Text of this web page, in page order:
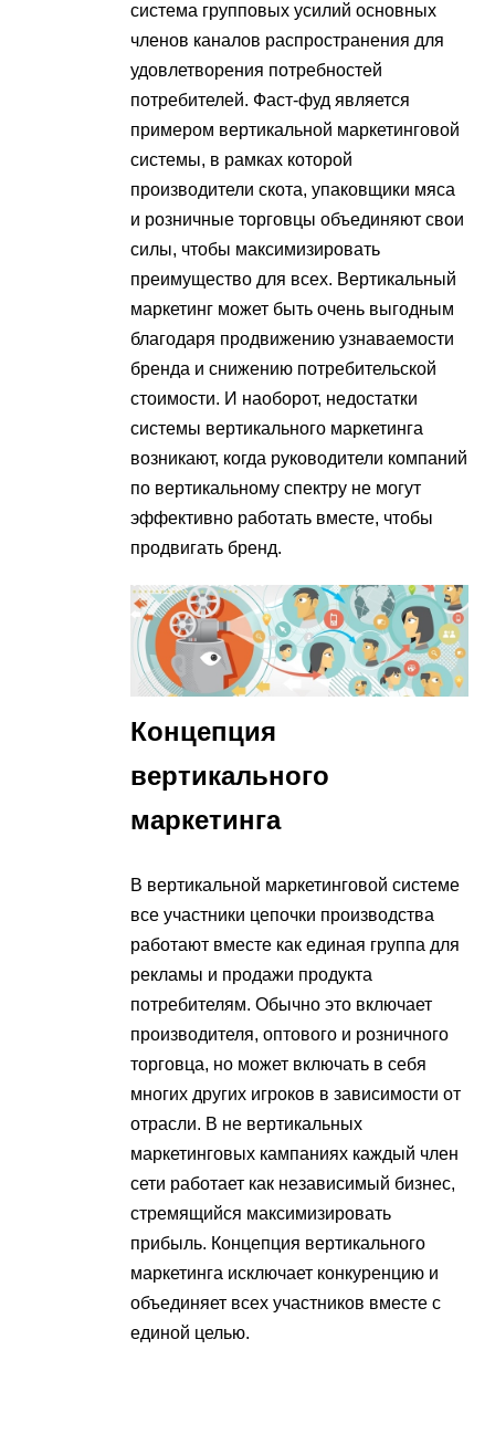
система групповых усилий основных
членов каналов распространения для
удовлетворения потребностей
потребителей. Фаст-фуд является
примером вертикальной маркетинговой
системы, в рамках которой
производители скота, упаковщики мяса
и розничные торговцы объединяют свои
силы, чтобы максимизировать
преимущество для всех. Вертикальный
маркетинг может быть очень выгодным
благодаря продвижению узнаваемости
бренда и снижению потребительской
стоимости. И наоборот, недостатки
системы вертикального маркетинга
возникают, когда руководители компаний
по вертикальному спектру не могут
эффективно работать вместе, чтобы
продвигать бренд.
Концепция
вертикального
маркетинга
В вертикальной маркетинговой системе
все участники цепочки производства
работают вместе как единая группа для
рекламы и продажи продукта
потребителям. Обычно это включает
производителя, оптового и розничного
торговца, но может включать в себя
многих других игроков в зависимости от
отрасли. В не вертикальных
маркетинговых кампаниях каждый член
сети работает как независимый бизнес,
стремящийся максимизировать
прибыль. Концепция вертикального
маркетинга исключает конкуренцию и
объединяет всех участников вместе с
единой целью.